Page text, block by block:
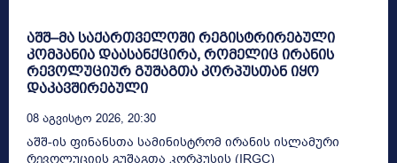
აშშ–მა საქართველოში რეგისტრირებული
კომპანია დაასანქცირა, რომელიც ირანის
რევოლუციურ გუშაგთა კორპუსთან იყო
დაკავშირებული
08 Აგვისტო 2026, 20:30
აშშ-ის ფინანსთა სამინისტრომ ირანის ისლამური
რევოლუციის გუშაგთა კორპუსის (IRGC)